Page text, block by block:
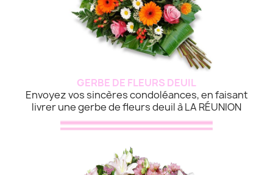
GERBE DE FLEURS DEUIL
Envoyez vos sincères condoléances, en faisant
livrer une gerbe de fleurs deuil à LA RÉUNION